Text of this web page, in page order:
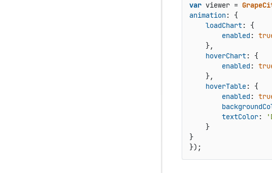
var viewer =
animation: {
loadChart: {
enabled:
    },
hoverChart: {
enabled:
    },
hoverTable: {
enabled:
textColor:
    }
}
});